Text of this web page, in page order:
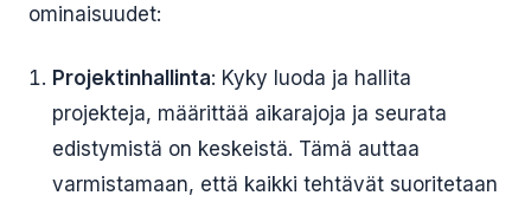
ominaisuudet:
Projektinhallinta: Kyky luoda ja hallita
projekteja, määrittää aikarajoja ja seurata
edistymistä on keskeistä. Tämä auttaa
varmistamaan, että kaikki tehtävät suoritetaan